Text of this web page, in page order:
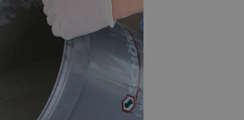
EPOXY GIETVLOER
Gietvloer bedrijfsruimte
Gietvloer garage
Toplaag transparant